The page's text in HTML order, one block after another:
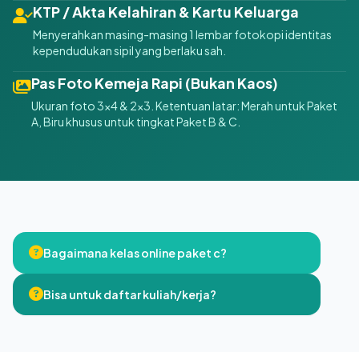
KTP / Akta Kelahiran & Kartu Keluarga
Menyerahkan masing-masing 1 lembar fotokopi identitas
kependudukan sipil yang berlaku sah.
Pas Foto Kemeja Rapi (Bukan Kaos)
Ukuran foto 3x4 & 2x3. Ketentuan latar: Merah untuk Paket
A, Biru khusus untuk tingkat Paket B & C.
Bagaimana kelas online paket c?
Bisa untuk daftar kuliah/kerja?